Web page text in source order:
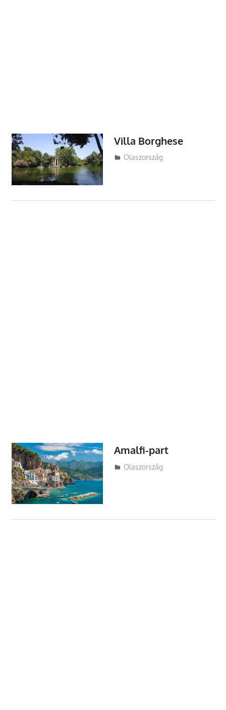
Villa Borghese
Utazasok.org
Olaszország
Amalfi-part
Utazasok.org
Olaszország